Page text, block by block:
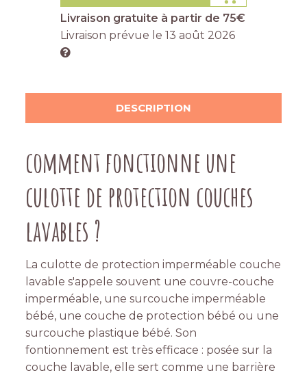
Livraison gratuite à partir de 75€
Livraison prévue le 13 août 2026
DESCRIPTION
comment fonctionne une
culotte de protection couches
lavables ?
La culotte de protection imperméable couche
lavable s'appele souvent une couvre-couche
imperméable, une surcouche imperméable
bébé, une couche de protection bébé ou une
surcouche plastique bébé. Son
fontionnement est très efficace : posée sur la
couche lavable, elle sert comme une barrière